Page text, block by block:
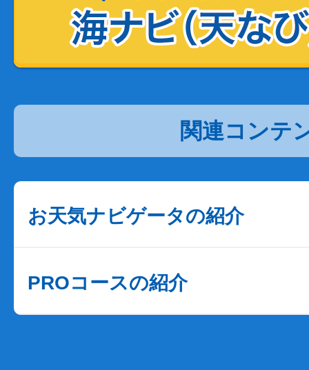
関連コンテ
お天気ナビゲータの紹介
PROコースの紹介